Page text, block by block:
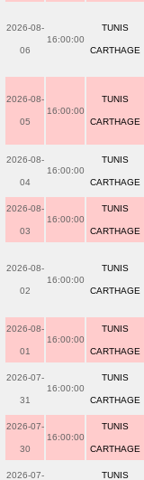
2026-08-
06
16:00:00
TUNIS
CARTHAGE
2026-08-
05
16:00:00
TUNIS
CARTHAGE
2026-08-
04
16:00:00
TUNIS
CARTHAGE
2026-08-
03
16:00:00
TUNIS
CARTHAGE
2026-08-
02
16:00:00
TUNIS
CARTHAGE
2026-08-
01
16:00:00
TUNIS
CARTHAGE
2026-07-
31
16:00:00
TUNIS
CARTHAGE
2026-07-
30
16:00:00
TUNIS
CARTHAGE
2026-07- TUNIS